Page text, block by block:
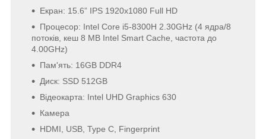
Екран: 15.6” IPS 1920x1080 Full HD
Процесор: Intel Core i5-8300H 2.30GHz (4 ядра/8
потоків, кеш 8 MB Intel Smart Cache, частота до
4.00GHz)
Пам'ять: 16GB DDR4
Диск: SSD 512GB
Відеокарта: Intel UHD Graphics 630
Камера
HDMI, USB, Type C, Fingerprint